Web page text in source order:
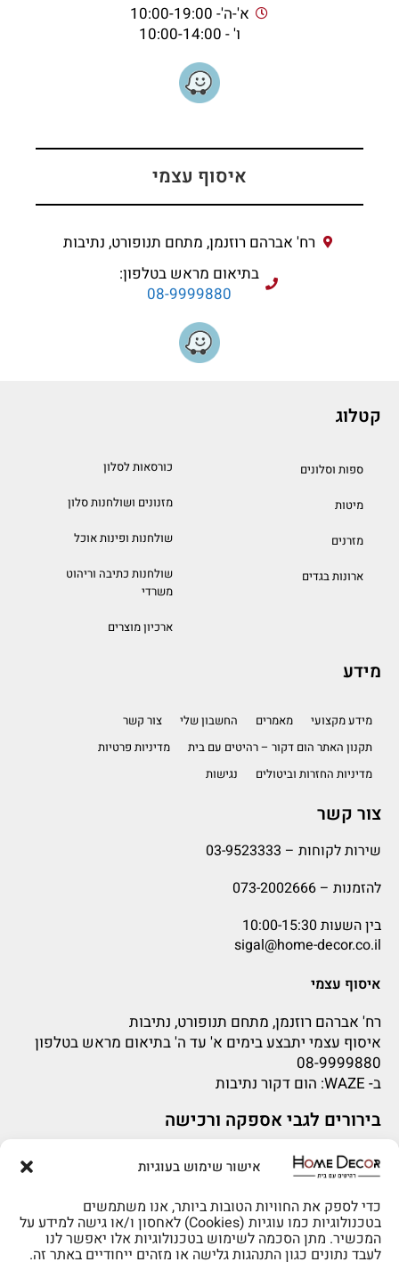
אישור שימוש בעוגיות
כדי לספק את החוויות הטובות ביותר, אנו משתמשים
בטכנולוגיות כמו עוגיות (Cookies) לאחסון ו/או גישה למידע על
המכשיר. מתן הסכמה לשימוש בטכנולוגיות אלו יאפשר לנו
לעבד נתונים כגון התנהגות גלישה או מזהים ייחודיים באתר זה.
א'-ה'- 10:00-19:00
ו' - 10:00-14:00
להזמנות 073-2002666
איסוף עצמי
רח' אברהם רוזנמן, מתחם תנופורט, נתיבות
בתיאום מראש בטלפון:
08-9999880
קטלוג
ספות וסלונים
מיטות
מזרנים
ארונות בגדים
כורסאות לסלון
מזנונים ושולחנות סלון
שולחנות ופינות אוכל
שולחנות כתיבה וריהוט
משרדי
ארכיון מוצרים
מידע
מידע מקצועי מאמרים החשבון שלי
צור קשר
תקנון האתר הום דקור – רהיטים עם בית
מדיניות פרטיות
מדיניות החזרות וביטולים
נגישות
צור קשר
שירות לקוחות – 03-9523333
להזמנות – 073-2002666
בין השעות 10:00-15:30
sigal@home-decor.co.il
איסוף עצמי
רח' אברהם רוזנמן, מתחם תנופורט, נתיבות
איסוף עצמי יתבצע בימים א' עד ה' בתיאום מראש בטלפון
08-9999880
ב- WAZE: הום דקור נתיבות
בירורים לגבי אספקה ורכישה
בירור לגבי אספקה -ניתן לפנות למייל:
sigal@home-decor.co.il
פניות לפני רכישה – ניתן לפנות למייל: omer@home-
decor.co.il